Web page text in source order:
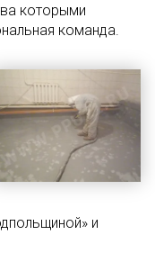
которыми
команда.
и